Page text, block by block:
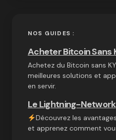
NOS GUIDES :
Acheter Bitcoin Sans
Achetez du Bitcoin sans
meilleures solutions et
en servir.
Le Lightning-Network
Découvrez les
et apprenez comment